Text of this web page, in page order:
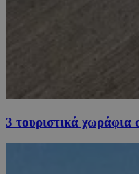
3 τουριστικά χωράφια